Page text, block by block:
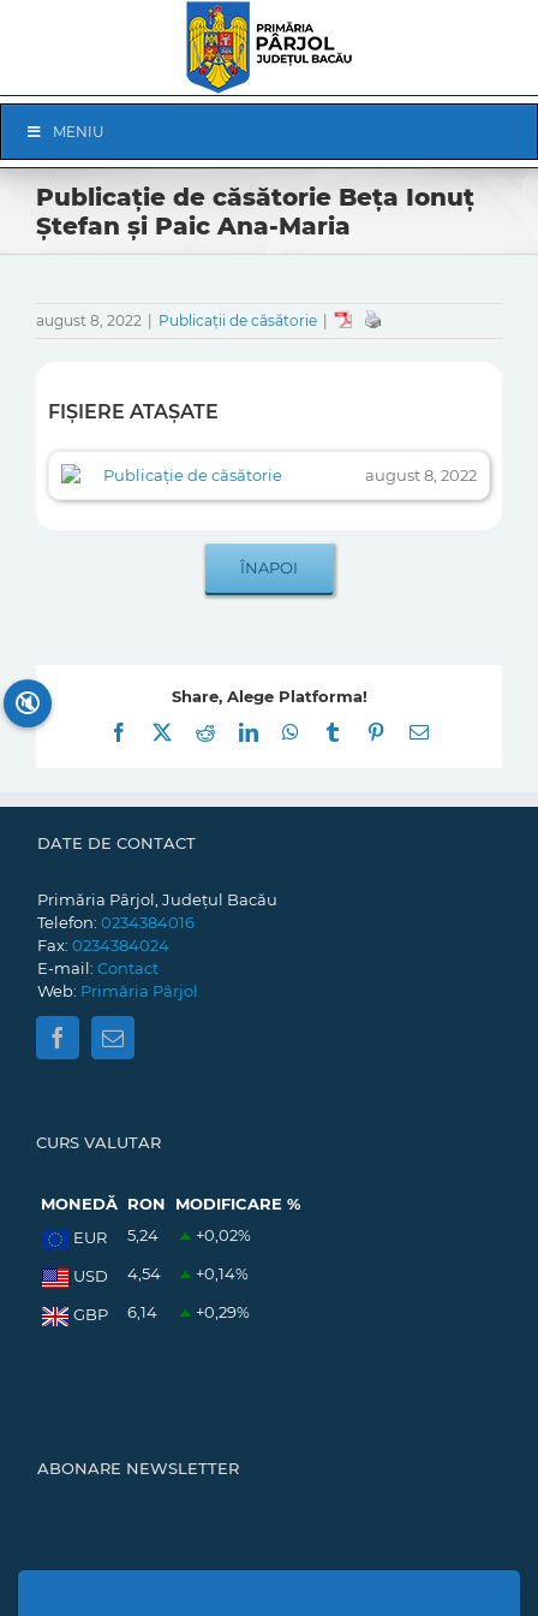
Navigation
MENIU
Publicație de căsătorie Beța Ionuț
Ștefan și Paic Ana-Maria
august 8, 2022 Publicații de căsătorie
FIȘIERE ATAȘATE
Publicație de căsătorie august 8, 2022
Share, Alege Platforma!
Facebook
RedditLinkedInWhatsApp
Tumblr Pinterest
E-
DATE DE CONTACT
Primăria Pârjol, Județul Bacău
Telefon: 0234384016
Fax: 0234384024
E-mail: Contact
Web: Primăria Pârjol
CURS VALUTAR
MONEDĂ RON
MODIFICARE %
EUR
5,24 +0,02%
USD 4,54 +0,14%
GBP 6,14 +0,29%
ABONARE NEWSLETTER
🔇